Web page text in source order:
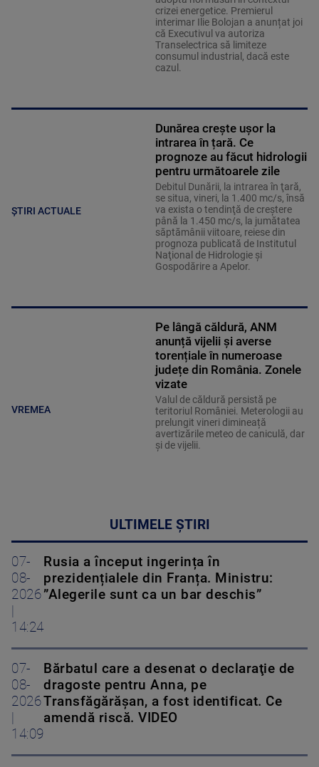
crizei energetice. Premierul
interimar Ilie Bolojan a anunțat joi
că Executivul va autoriza
Transelectrica să limiteze
consumul industrial, dacă este
cazul.
ȘTIRI ACTUALE
Dunărea crește ușor la
intrarea în țară. Ce
prognoze au făcut hidrologii
pentru următoarele zile
Debitul Dunării, la intrarea în ţară,
se situa, vineri, la 1.400 mc/s, însă
va exista o tendinţă de creştere
până la 1.450 mc/s, la jumătatea
săptămânii viitoare, reiese din
prognoza publicată de Institutul
Naţional de Hidrologie şi
Gospodărire a Apelor.
VREMEA
Pe lângă căldură, ANM
anunță vijelii și averse
torențiale în numeroase
județe din România. Zonele
vizate
Valul de căldură persistă pe
teritoriul României. Meterologii au
prelungit vineri dimineață
avertizările meteo de caniculă, dar
și de vijelii.
ULTIMELE ȘTIRI
07-
08-
2026
14:24
Rusia a început ingerința în
prezidențialele din Franța. Ministru:
”Alegerile sunt ca un bar deschis”
07-
08-
2026
14:09
Bărbatul care a desenat o declaraţie de
dragoste pentru Anna, pe
Transfăgărăşan, a fost identificat. Ce
amendă riscă. VIDEO